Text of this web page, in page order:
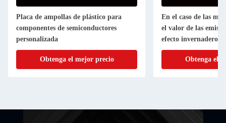
Placa de ampollas de plástico para
componentes de semiconductores
personalizada
Obtenga el mejor precio
En el caso de las
el valor de las
efecto invernadero
función de las
efecto invernadero
Obtenga el